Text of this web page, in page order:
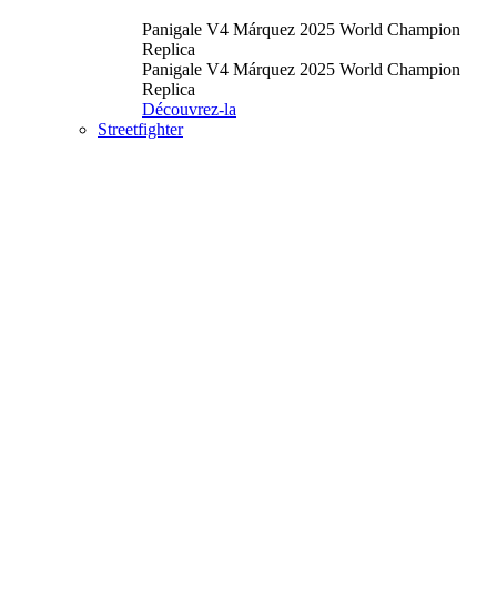
Panigale V4 Márquez 2025 World Champion
Replica
Panigale V4 Márquez 2025 World Champion
Replica
Découvrez-la
Streetfighter